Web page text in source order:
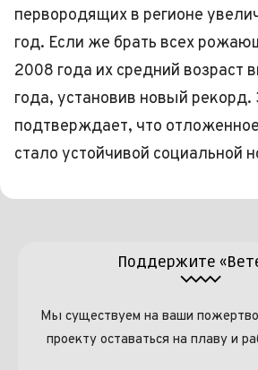
первородящих в регионе
год. Если же брать всех
2008 года их средний возраст
года, установив новый рекорд.
подтверждает, что
стало устойчивой социальной
Поддержите
Мы существуем на ваши
проекту оставаться на плаву и